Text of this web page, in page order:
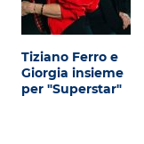
Tiziano Ferro e
Giorgia insieme
per "Superstar"